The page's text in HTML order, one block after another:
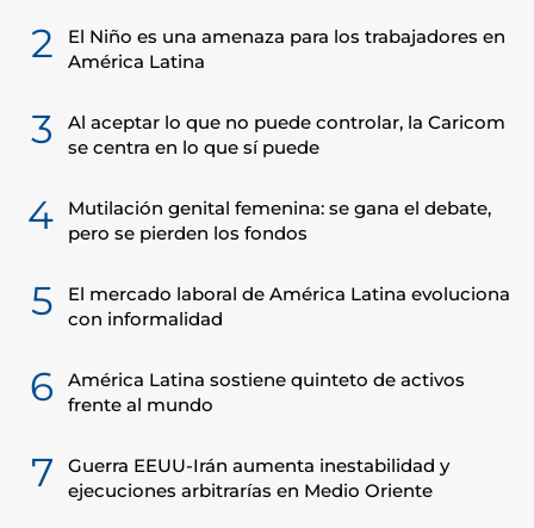
2
El Niño es una amenaza para los trabajadores en
América Latina
3
Al aceptar lo que no puede controlar, la Caricom
se centra en lo que sí puede
4
Mutilación genital femenina: se gana el debate,
pero se pierden los fondos
5
El mercado laboral de América Latina evoluciona
con informalidad
6
América Latina sostiene quinteto de activos
frente al mundo
7
Guerra EEUU-Irán aumenta inestabilidad y
ejecuciones arbitrarías en Medio Oriente